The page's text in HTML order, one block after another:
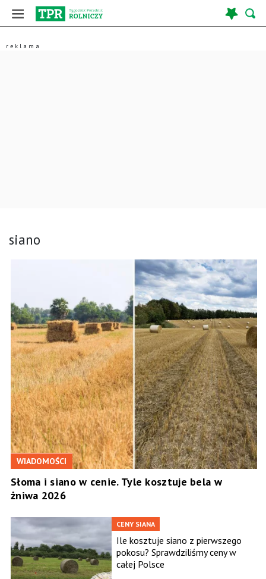
siano
WIADOMOŚCI
Słoma i siano w cenie. Tyle kosztuje bela w
żniwa 2026
CENY SIANA
Ile kosztuje siano z pierwszego
pokosu? Sprawdziliśmy ceny w
całej Polsce